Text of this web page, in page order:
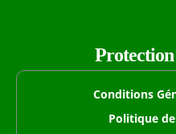
Protection
Conditions
Politique